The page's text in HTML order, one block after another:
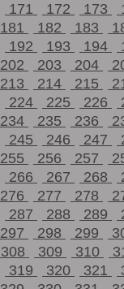
171 172 173
181 182 183
192 193 194
202 203 204
213 214 215
224 225 226
234 235 236
245 246 247
255 256 257
266 267 268
276 277 278
287 288 289
297 298 299
308 309 310
319 320 321